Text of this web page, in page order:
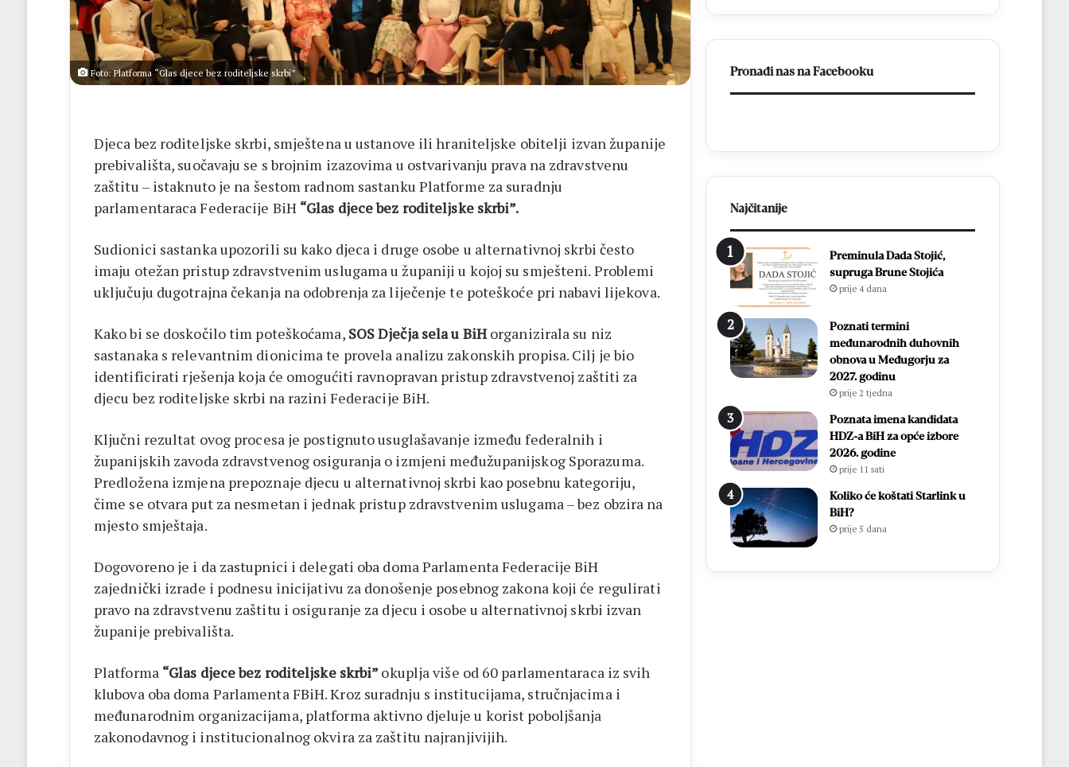
Foto: Platforma “Glas djece bez roditeljske skrbi”
Djeca bez roditeljske skrbi, smještena u ustanove ili hraniteljske obitelji izvan županije
prebivališta, suočavaju se s brojnim izazovima u ostvarivanju prava na zdravstvenu
zaštitu – istaknuto je na šestom radnom sastanku Platforme za suradnju
parlamentaraca Federacije BiH “Glas djece bez roditeljske skrbi”.
Sudionici sastanka upozorili su kako djeca i druge osobe u alternativnoj skrbi često
imaju otežan pristup zdravstvenim uslugama u županiji u kojoj su smješteni. Problemi
uključuju dugotrajna čekanja na odobrenja za liječenje te poteškoće pri nabavi lijekova.
Kako bi se doskočilo tim poteškoćama, SOS Dječja sela u BiHorganizirala su niz
sastanaka s relevantnim dionicima te provela analizu zakonskih propisa. Cilj je bio
identificirati rješenja koja će omogućiti ravnopravan pristup zdravstvenoj zaštiti za
djecu bez roditeljske skrbi na razini Federacije BiH.
Ključni rezultat ovog procesa je postignuto usuglašavanje između federalnih i
županijskih zavoda zdravstvenog osiguranja o izmjeni međužupanijskog Sporazuma.
Predložena izmjena prepoznaje djecu u alternativnoj skrbi kao posebnu kategoriju,
čime se otvara put za nesmetan i jednak pristup zdravstvenim uslugama – bez obzira na
mjesto smještaja.
Dogovoreno je i da zastupnici i delegati oba doma Parlamenta Federacije BiH
zajednički izrade i podnesu inicijativu za donošenje posebnog zakona koji će regulirati
pravo na zdravstvenu zaštitu i osiguranje za djecu i osobe u alternativnoj skrbi izvan
županije prebivališta.
Platforma “Glas djece bez roditeljske skrbi”okuplja više od 60 parlamentaraca iz svih
klubova oba doma Parlamenta FBiH. Kroz suradnju s institucijama, stručnjacima i
međunarodnim organizacijama, platforma aktivno djeluje u korist poboljšanja
zakonodavnog i institucionalnog okvira za zaštitu najranjivijih.
14
biskupa
Pronađi nas na Facebooku
Najčitanije
Preminula Dada Stojić,
supruga Brune Stojića
prije 4 dana
Poznati termini
međunarodnih duhovnih
obnova u Međugorju za
2027. godinu
prije 2 tjedna
Poznata imena kandidata
HDZ-a BiH za opće izbore
2026. godine
prije 11 sati
Koliko će koštati Starlink u
BiH?
prije 5 dana